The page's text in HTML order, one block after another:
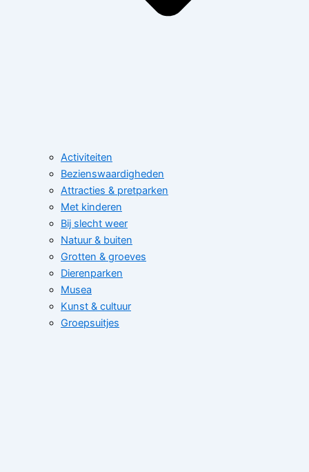
Activiteiten
Bezienswaardigheden
Attracties & pretparken
Met kinderen
Bij slecht weer
Natuur & buiten
Grotten & groeves
Dierenparken
Musea
Kunst & cultuur
Groepsuitjes